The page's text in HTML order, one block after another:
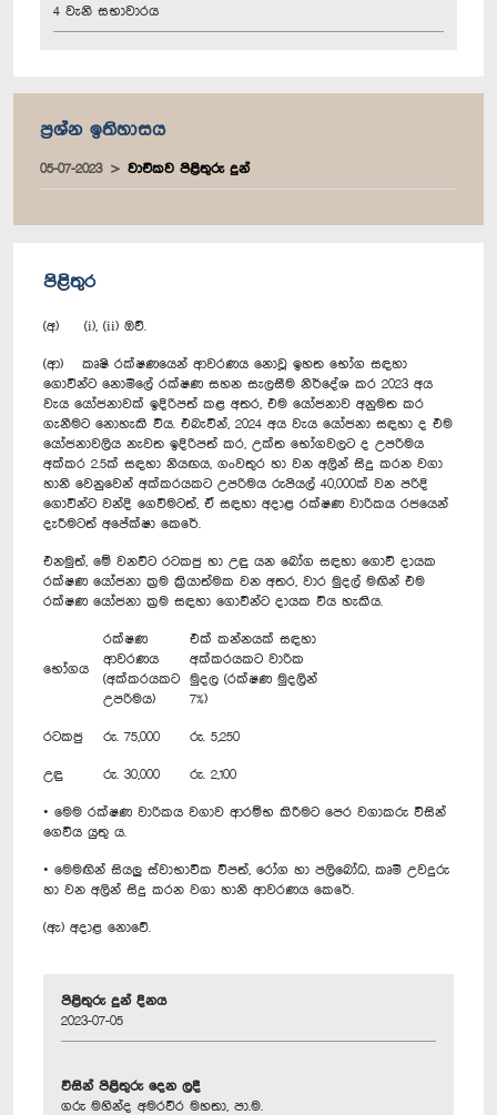
4 වැනි සභාවාරය
ප්‍රශ්න ඉතිහාසය
05-07-2023 වාචිකව පිළිතුරු දුන්
පිළිතුර
(අ) (i), (ii) ඔව්.
(ආ) කෘෂි රක්ෂණයෙන් ආවරණය නොවූ ඉහත භෝග සඳහා
ගොවීන්ට නොමිලේ රක්ෂණ සහන සැලසීම නිර්දේශ කර 2023 අය
වැය යෝජනාවක් ඉදිරිපත් කළ අතර, එම යෝජනාව අනුමත කර
ගැනීමට නොහැකි විය. එබැවින්, 2024 අය වැය යෝජනා සඳහා ද එම
යෝජනාවලිය නැවත ඉදිරිපත් කර, උක්ත භෝගවලට ද උපරිමය
අක්කර 2.5ක් සඳහා නියඟය, ගංවතුර හා වන අලින් සිදු කරන වගා
හානි වෙනුවෙන් අක්කරයකට උපරිමය රුපියල් 40,000ක් වන පරිදි
ගොවීන්ට වන්දි ගෙවීමටත්, ඒ සඳහා අදාළ රක්ෂණ වාරිකය රජයෙන්
දැරීමටත් අපේක්ෂා කෙරේ.
එනමුත්, මේ වනවිට රටකජු හා උඳු යන බෝග සඳහා ගොවි දායක
රක්ෂණ යෝජනා ක්‍රම ක්‍රියාත්මක වන අතර, වාර මුදල් මඟින් එම
රක්ෂණ යෝජනා ක්‍රම සඳහා ගොවීන්ට දායක විය හැකිය.
භෝගය
රක්ෂණ
ආවරණය
(අක්කරයකට
උපරිමය)
එක් කන්නයක් සඳහා
අක්කරයකට වාරික
මුදල (රක්ෂණ මුදලින්
7%)
රටකජු රු. 75,000 රු. 5,250
උඳු රු. 30,000 රු. 2,100
• මෙම රක්ෂණ වාරිකය වගාව ආරම්භ කිරීමට පෙර වගාකරු විසින්
ගෙවිය යුතු ය.
• මෙමඟින් සියලු ස්වාභාවික විපත්, රෝග හා පලිබෝධ, කෘමි උවදුරු
හා වන අලින් සිදු කරන වගා හානි ආවරණය කෙරේ.
(ඇ) අදාළ නොවේ.
පිළිතුරු දුන් දිනය
2023-07-05
විසින් පිළිතුරු දෙන ලදී
ගරු මහින්ද අමරවීර මහතා, පා.ම.